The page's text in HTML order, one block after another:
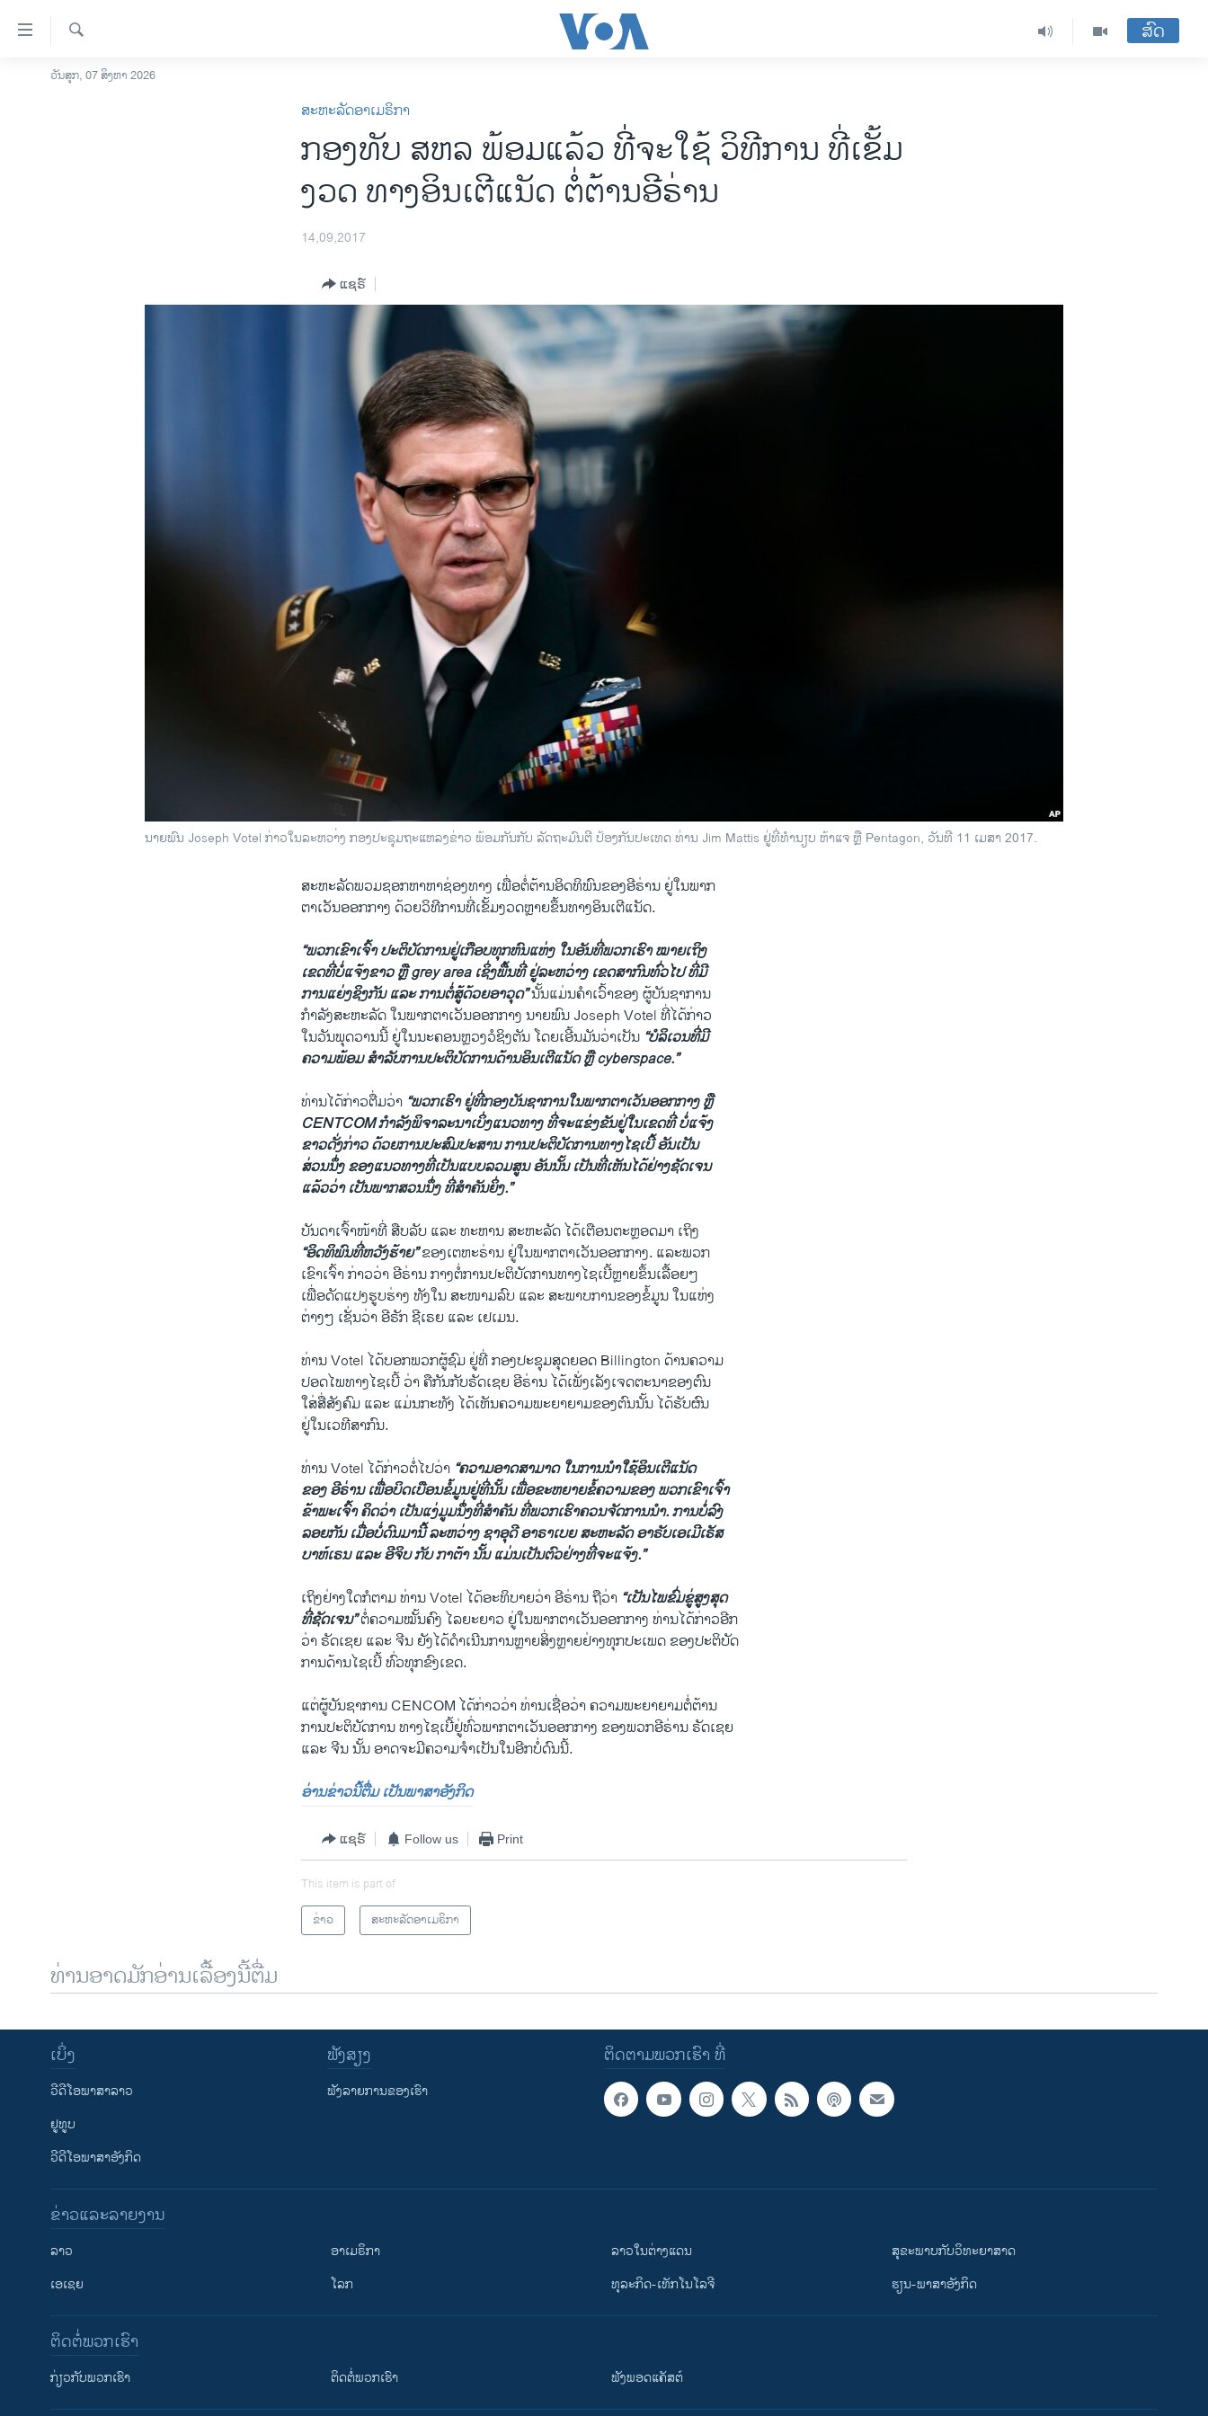
ລິ້ງ
ສຳຫລັບ
ໂຮມເພຈ
ຄົ້ນຫາ
ສົດ
ວັນສຸກ, 07 ສິງຫາ 2026
ສະຫະລັດອາເມຣິກາ
ກອງທັບ ສຫລ ພ້ອມແລ້ວ ທີ່ຈະໃຊ້ ວິທີ​ການ ທີ່ເຂັ້ມ
ງວດ ທາງ​ອິນ​ເຕີ​ແນັດ ຕໍ່ຕ້ານອີຣ່ານ
14,09,2017
ແຊຣ໌
ນາຍພົນ Joseph Votel ກ່າວໃນລະຫວາ່ງ ກອງປະຊຸມຖະແຫລງຂ່າວ ພ້ອມກັນກັບ ລັດຖະມົນຕີ ປ້ອງກັນປະເທດ ທ່ານ Jim Mattis ຢູ່ທີ່ທຳນຽບ ຫ້າແຈ ຫຼື Pentagon, ວັນທີ 11 ເມສາ 2017.
ສະຫະລັດພວມຊອກ​ຫາຫາຊ່ອງທາງ ເພື່ອຕໍ່ຕ້ານອິດ​ທິພົນຂອງອີຣ່ານ​ ຢູ່ໃນພາກ
ຕາເວັນອອກກາງ ດ້ວຍວິທີ​ການທີ່ເຂັ້ມງວດຫຼາຍຂຶ້ນທາງ​ອິນ​ເຕີ​ແນັດ.
“ພວກເຂົາເຈົ້າ ປະຕິບັດການຢູ່ເກືອບທຸກຫົນແຫ່ງ ໃນອັນທີ່ພວກເຮົາ ໝາຍເຖິງ
ເຂດທີ່ບໍ່ແຈ້ງຂາວ ຫຼື grey area ເຊິ່ງພື້ນທີ່ ຢູ່ລະຫວ່າງ ເຂດສາກົນທົ່ວໄປ ທີ່ມີ
ການແຍ່ງຊິງກັນ ແລະ ການຕໍ່ສູ້ດ້ວຍອາວຸດ”ນັ້ນແມ່ນຄຳເວົ້າຂອງ ຜູ້ບັນຊາການ
ກຳລັງສະຫະລັດ ​ໃນ​ພາກ​ຕາ​ເວັນ​ອອກ​ກາງ ນາຍພົນ Joseph Votel ທີ່ໄດ້ກ່າວ
ໃນວັນພຸດວານນີ້ ຢູ່ໃນນະຄອນຫຼວງວໍຊິງຕັນ ໂດຍເອີ້ນມັນວ່າເປັນ “ບໍລິເວນທີ່ມີ
ຄວາມພ້ອມ ສຳລັບການປະຕິບັດການດ້ານອິນເຕີ​ແນັດ ຫຼື cyberspace.”
ທ່ານໄດ້ກ່າວຕື່ມວ່າ “ພວກເຮົາ ຢູ່ທີ່ກອງບັນຊາການ​ໃນ​ພາກ​ຕາ​ເວັນ​ອອກ​ກາງ ຫຼື
CENTCOM ກຳລັງພິຈາລະນາເບິ່ງແນວທາງ ທີ່ຈະແຂ່ງຂັນຢູ່ໃນເຂດທີ່ ບໍ່ແຈ້ງ
ຂາວດັ່ງກ່າວ ດ້ວຍການປະສົມປະສານ ການປະຕິບັດການທາງໄຊເບີ້ ອັນເປັນ
ສ່ວນນຶ່ງ ຂອງແນວທາງທີ່ເປັນແບບລວມສູນ ອັນນັ້ນ ເປັນທີ່ເຫັນໄດ້ຢ່າງຊັດເຈນ
ແລ້ວວ່າ ເປັນພາກສວນນຶ່ງ ທີ່ສຳຄັນຍິ່ງ.”
ບັນດາເຈົ້າໜ້າທີ່ ສືບລັບ ແລະ ທະຫານ ສະຫະລັດ ໄດ້ເຕືອນຕະຫຼອດມາ ເຖິງ
“ອິດ​ທິພົນທີ່ຫວັງຮ້າຍ”ຂອງເຕຫະຣ່ານ ຢູ່ໃນພາກຕາເວັນອອກກາງ. ແລະພວກ
ເຂົາເຈົ້າ ກ່າວວ່າ ອີຣ່ານ ກາງຕໍ່ການປະຕິບັດການທາງໄຊເບີ້ຫຼາຍຂຶ້ນເລື້ອຍໆ
ເພື່ອດັດແປງຮູບຮ່າງ ທັງໃນ ສະໜາມລົບ ແລະ ສະພາບການຂອງຂໍ້ມູນ ໃນແຫ່ງ
ຕ່າງໆ ເຊັ່ນວ່າ ອີຣັກ ຊີເຣຍ ແລະ ເຢເມນ.
ທ່ານ Votel ໄດ້ບອກພວກຜູ້ຊົມ ຢູ່ທີ່ ກອງປະຊຸມສຸດຍອດ Billington ດ້ານຄວາມ
ປອດໄພທາງໄຊເບີ້ ວ່າ ຄືກັນກັບຣັດເຊຍ ອີຣ່ານ ໄດ້ເພັ່ງເລັງເຈດຕະນາຂອງຕົນ
ໃສ່ສື່ສັງຄົມ ແລະ ແມ່ນກະທັງ ໄດ້ເຫັນຄວາມພະຍາຍາມຂອງຕົນນັ້ນ ໄດ້ຮັບຜົນ
ຢູ່ໃນເວທີສາກົນ.
ທ່ານ Votel ໄດ້ກ່າວຕໍ່ໄປວ່າ “ຄວາມອາດສາມາດ ໃນການນຳໃຊ້ອິນເຕີ​ແນັດ
ຂອງ ອີຣ່ານ ເພື່ອບິດເບືອນຂໍ້ມູນຢູ່ທີ່ນັ້ນ ເພື່ອຂະຫຍາຍຂໍ້ຄວາມຂອງ ພວກເຂົາເຈົ້າ
ຂ້າພະເຈົ້າ ຄິດວ່າ ເປັນແງ່ມູມນຶ່ງທີ່ສຳຄັນ ທີ່ພວກເຮົາຄວນຈັດການນຳ. ການບໍ່ລົງ​
ລອຍກັນ ເມື່ອບໍ່ດົນມານີ້ ລະຫວ່າງ ຊາອຸດີ ອາຣາເບຍ ສະຫະລັດ ອາຣັບເອເມີເຣັສ
ບາຫ໌ເຣນ ແລະ ອີຈິບ ກັບ ກາຕ້າ ນັ້ນ ແມ່ນເປັນຕົວຢ່າງທີ່ຈະແຈ້ງ.”
ເຖິງຢ່າງໃດກໍຕາມ ທ່ານ Votel ໄດ້ອະທິບາຍວ່າ ອີຣ່ານ ຖືວ່າ “ເປັນໄພຂົ່ມຂູ່ສູງສຸດ
ທີ່ຊັດເຈນ”ຕໍ່ຄວາມໝັ້ນຄົງ ໄລຍະຍາວ ຢູ່ໃນພາກຕາເວັນອອກກາງ ທ່ານໄດ້ກ່າວອີກ
ວ່າ ຣັດເຊຍ ແລະ ຈີນ ຍັງໄດ້ດຳເນີນການຫຼາຍສິ່ງຫຼາຍຢ່າງທຸກປະເພດ ຂອງປະຕິບັດ
ການດ້ານໄຊເບີ້ ທົ່ວທຸກຂົງເຂດ.
ແຕ່ຜູ້ບັນຊາການ CENCOM ໄດ້ກ່າວວ່າ ທ່ານເຊື່ອວ່າ ຄວາມພະຍາຍາມຕໍ່ຕ້ານ
ການປະຕິບັດການ ທາງໄຊເບີ້ຢູ່ທົ່ວພາກຕາເວັນອອກກາງ ຂອງພວກອີຣ່ານ ຣັດເຊຍ
ແລະ ຈີນ ນັ້ນ ອາດຈະມີ​ຄວາມ​ຈຳ​ເປັນ​ໃນ​ອີກ​ບໍ່​ດົນ​ນີ້.
ອ່ານຂ່າວນີ້ຕື່ມ ເປັນພາສາອັງກິດ
ແຊຣ໌ Follow us Print
This item is part of
ຂ່າວ
ສະຫະລັດອາເມຣິກາ
ທ່ານອາດມັກອ່ານເລື້ອງນີ້ຕື່ມ
ຕິດຕາມພວກເຮົາ ທີ່
ເບິ່ງ
ວີດີໂອພາສາລາວ
ຢູທູບ
ວີດີໂອພາສາອັງກິດ
ຟັງສຽງ
ຟັງລາຍການຂອງເຮົາ
ຂ່າວແລະລາຍງານ
ລາວ
ເອເຊຍ
ອາເມຣິກາ
ໂລກ
ລາວໃນຕ່າງແດນ
ທຸລະກິດ-ເທັກໂນໂລຈີ
ສຸຂະພາບກັບວິທະຍາສາດ
ຮຽນ-ພາສາອັງກິດ
ຕິດຕໍ່ພວກເຮົາ
ກ່ຽວກັບພວກເຮົາ ຕິດຕໍ່ພວກເຮົາ ຟັງພອດແຄັສຕ໌